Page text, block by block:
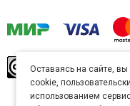
Оставаясь на сайте,
cookie,
использованием